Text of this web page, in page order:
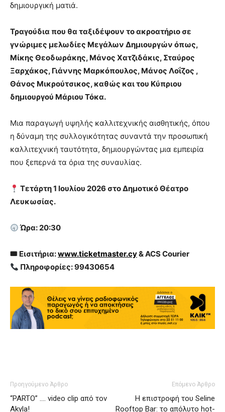
δημιουργική ματιά.
Τραγούδια που θα ταξιδέψουν το ακροατήριο σε
γνώριμες μελωδίες Μεγάλων Δημιουργών όπως,
Μίκης Θεοδωράκης, Μάνος Χατζιδάκις, Σταύρος
Ξαρχάκος, Γιάννης Μαρκόπουλος, Μάνος Λοΐζος ,
Θάνος Μικρούτσικος, καθώς και του Κύπριου
δημιουργού Μάριου Τόκα.
Μια παραγωγή υψηλής καλλιτεχνικής αισθητικής, όπου
η δύναμη της συλλογικότητας συναντά την προσωπική
καλλιτεχνική ταυτότητα, δημιουργώντας μια εμπειρία
που ξεπερνά τα όρια της συναυλίας.
Τετάρτη 1 Ιουλίου 2026 στο Δημοτικό Θέατρο
Λευκωσίας.
Ώρα: 20:30
🎟 Εισιτήρια:www.ticketmaster.cy& ACS Courier
Πληροφορίες: 99430654
Προηγούμενο Άρθρο
“PARTO” …. video clip από τον
Akyla!
Επόμενο Άρθρο
Η επιστροφή του Seline
Rooftop Bar: το απόλυτο hot-